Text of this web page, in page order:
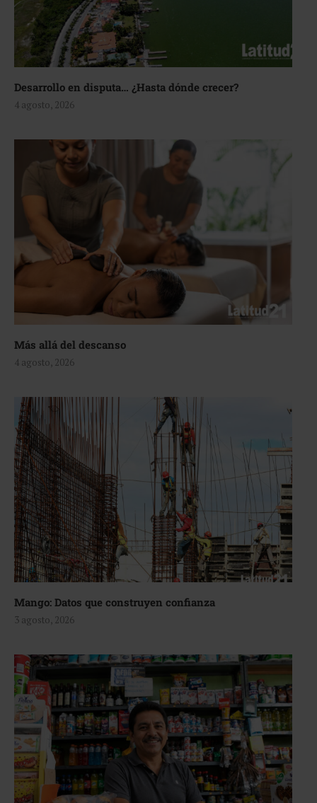
Desarrollo en disputa… ¿Hasta dónde crecer?
4 agosto, 2026
Más allá del descanso
4 agosto, 2026
Mango: Datos que construyen confianza
3 agosto, 2026